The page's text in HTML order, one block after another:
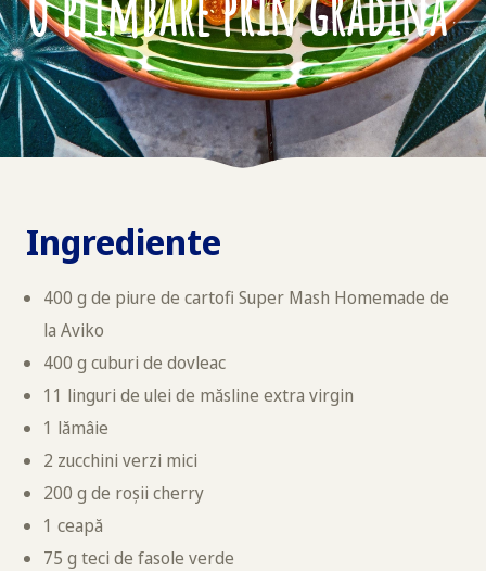
Ingrediente
400 g de piure de cartofi Super Mash Homemade de
la Aviko
400 g cuburi de dovleac
11 linguri de ulei de măsline extra virgin
1 lămâie
2 zucchini verzi mici
200 g de roșii cherry
1 ceapă
75 g teci de fasole verde